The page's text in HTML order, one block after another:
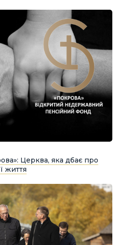
Церква, яка дбає про
життя